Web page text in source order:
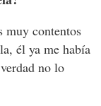
muy contentos
él ya me había
no lo